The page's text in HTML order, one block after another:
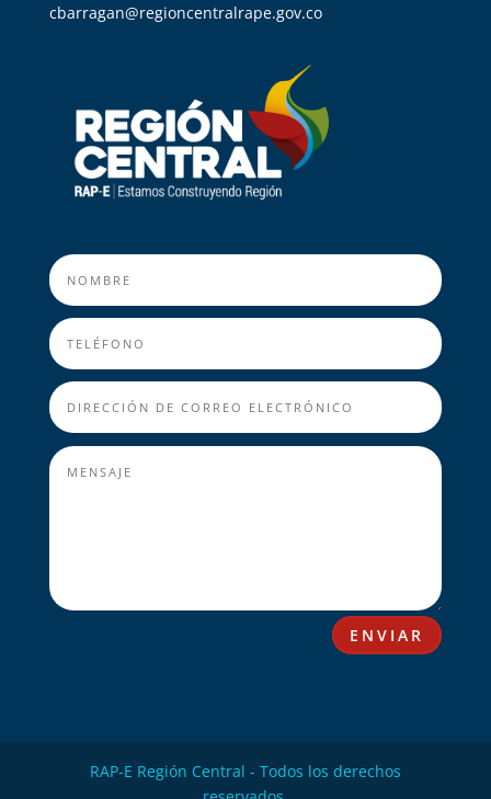
cbarragan@regioncentralrape.gov.co
ENVIAR
RAP-E Región Central - Todos los derechos